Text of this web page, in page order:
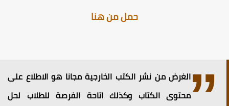
حمل من هنا
الغرض من نشر الكتب الخارجية مجانا هو الاطلاع على
محتوى الكتاب وكذلك اتاحة الفرصة للطلاب لحل